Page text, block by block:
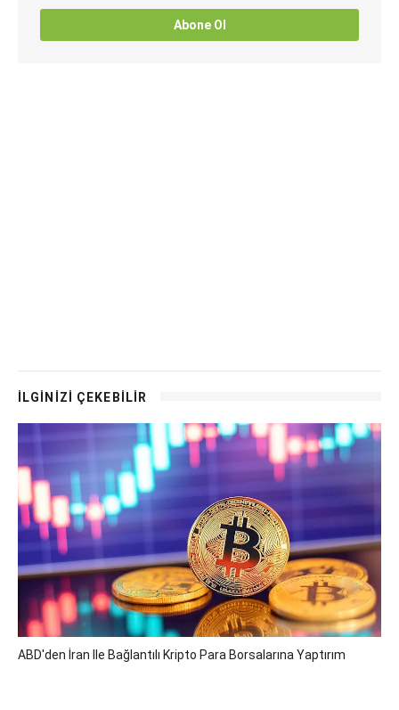
Abone Ol
İLGİNİZİ ÇEKEBİLİR
ABD'den İran Ile Bağlantılı Kripto Para Borsalarına Yaptırım